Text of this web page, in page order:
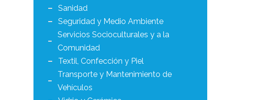
Sanidad
Seguridad y Medio Ambiente
Servicios Socioculturales y a la
Comunidad
Textil, Confección y Piel
Transporte y Mantenimiento de
Vehículos